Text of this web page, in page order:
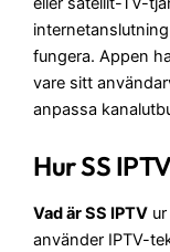
fungera. Appen
vare sitt
anpassa
Hur SS
Vad är SS IPTV
använder IPTV-